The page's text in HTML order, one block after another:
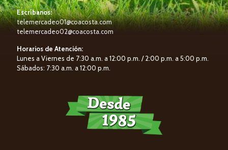
Escríbanos:
telemercadeo01@coacosta.com
telemercadeo02@coacosta.com
Horarios de Atención:
Lunes a Viernes de 7:30 a.m. a 12:00 p.m. / 2:00 p.m. a 5:00 p.m.
Sábados: 7:30 a.m. a 12:00 p.m.